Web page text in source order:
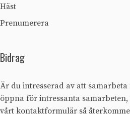
Häst
Prenumerera
Bidrag
Är du intresserad av att
öppna för intressanta
vårt kontaktformulär så